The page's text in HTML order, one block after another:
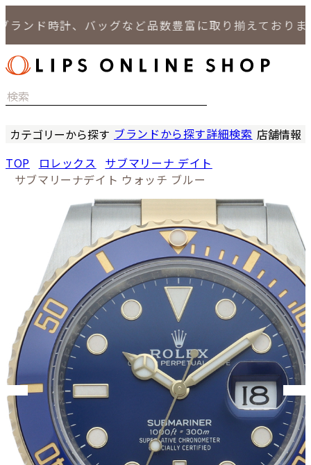
ド時計、バッグなど品数豊富に取り揃えております。
カテゴリーから探す
バッグ
小物
ブランドから探す詳細検索 店舗情報
LIPS 札
LIPS 通信
TOP ロレックス
サブマリーナ デイト
サブマリーナデイト ウォッチ ブルー